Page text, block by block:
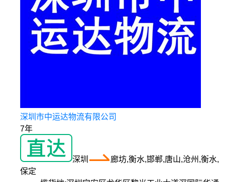
深圳市中运达物流有限公司
7年
深圳
廊坊,衡水,邯郸,唐山,沧州,衡水,
保定